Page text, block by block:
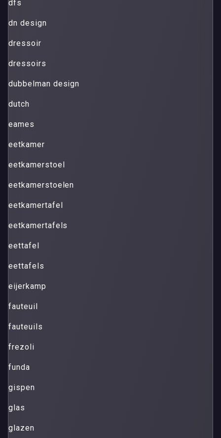
dfs
dn design
dressoir
dressoirs
dubbelman design
dutch
eames
eetkamer
eetkamerstoel
eetkamerstoelen
eetkamertafel
eetkamertafels
eettafel
eettafels
eijerkamp
fauteuil
fauteuils
frezoli
funda
gispen
glas
glazen